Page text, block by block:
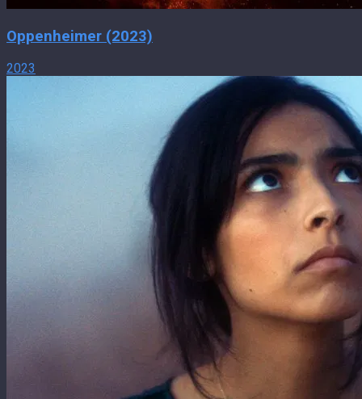
Oppenheimer (2023)
2023